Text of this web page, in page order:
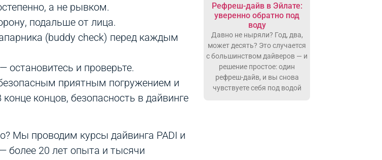
а не рывком.
подальше от лица.
(buddy check) перед каждым
остановитесь и проверьте.
приятным погружением и
концов, безопасность в дайвинге
Мы проводим курсы дайвинга PADI и
более 20 лет опыта и тысячи
Рефреш-дайв в Эйлате:
уверенно обратно под
воду
Давно не ныряли? Год, два,
может десять? Это случается
с большинством дайверов — и
решение простое: один
рефреш-дайв, и вы снова
чувствуете себя под водой